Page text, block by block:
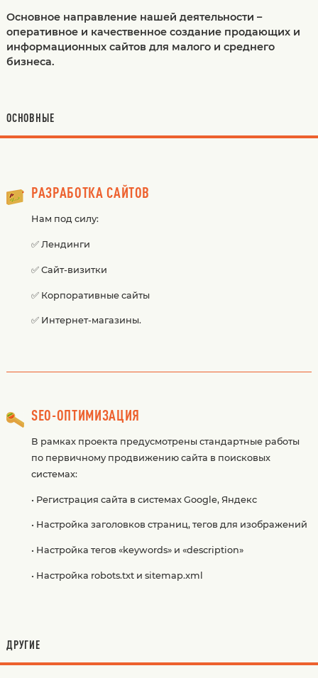
Основное направление нашей деятельности –
оперативное и качественное создание продающих и
информационных сайтов для малого и среднего
бизнеса.
ОСНОВНЫЕ
РАЗРАБОТКА САЙТОВ
Нам под силу:
✅ Лендинги
✅ Сайт-визитки
✅ Корпоративные сайты
✅ Интернет-магазины.
SEO-ОПТИМИЗАЦИЯ
В рамках проекта предусмотрены стандартные работы
по первичному продвижению сайта в поисковых
системах:
• Регистрация сайта в системах Google, Яндекс
• Настройка заголовков страниц, тегов для изображений
• Настройка тегов «keywords» и «description»
• Настройка robots.txt и sitemap.xml
ДРУГИЕ